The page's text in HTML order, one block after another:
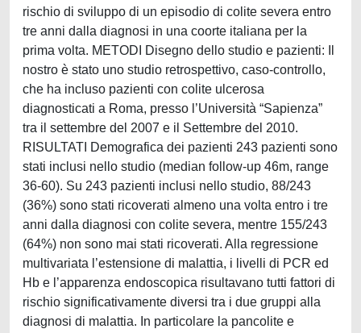
rischio di sviluppo di un episodio di colite severa entro
tre anni dalla diagnosi in una coorte italiana per la
prima volta. METODI Disegno dello studio e pazienti: Il
nostro è stato uno studio retrospettivo, caso-controllo,
che ha incluso pazienti con colite ulcerosa
diagnosticati a Roma, presso l’Università “Sapienza”
tra il settembre del 2007 e il Settembre del 2010.
RISULTATI Demografica dei pazienti 243 pazienti sono
stati inclusi nello studio (median follow-up 46m, range
36-60). Su 243 pazienti inclusi nello studio, 88/243
(36%) sono stati ricoverati almeno una volta entro i tre
anni dalla diagnosi con colite severa, mentre 155/243
(64%) non sono mai stati ricoverati. Alla regressione
multivariata l’estensione di malattia, i livelli di PCR ed
Hb e l’apparenza endoscopica risultavano tutti fattori di
rischio significativamente diversi tra i due gruppi alla
diagnosi di malattia. In particolare la pancolite e